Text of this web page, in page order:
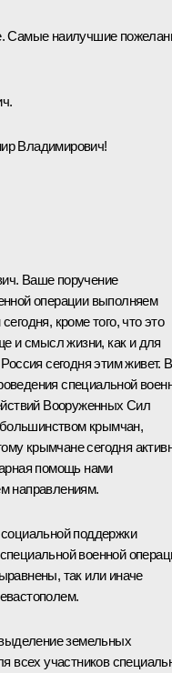
Самые наилучшие
Владимирович!
Ваше поручение
операции выполняем
кроме того, что это
и смысл жизни, как и для
сегодня этим живет.
специальной
Вооруженных Сил
крымчан,
крымчане сегодня
помощь нами
направлениям.
поддержки
военной
так или иначе
земельных
всех участников